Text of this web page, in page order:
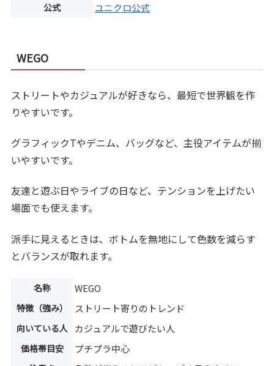
公式 ユニクロ公式
WEGO
ストリートやカジュアルが好きなら、最短で世界観を作
りやすいです。
グラフィックTやデニム、バッグなど、主役アイテムが揃
いやすいです。
友達と遊ぶ日やライブの日など、テンションを上げたい
場面でも使えます。
派手に見えるときは、ボトムを無地にして色数を減らす
とバランスが取れます。
名称 WEGO
特徴（強み） ストリート寄りのトレンド
向いている人 カジュアルで遊びたい人
価格帯目安 プチプラ中心